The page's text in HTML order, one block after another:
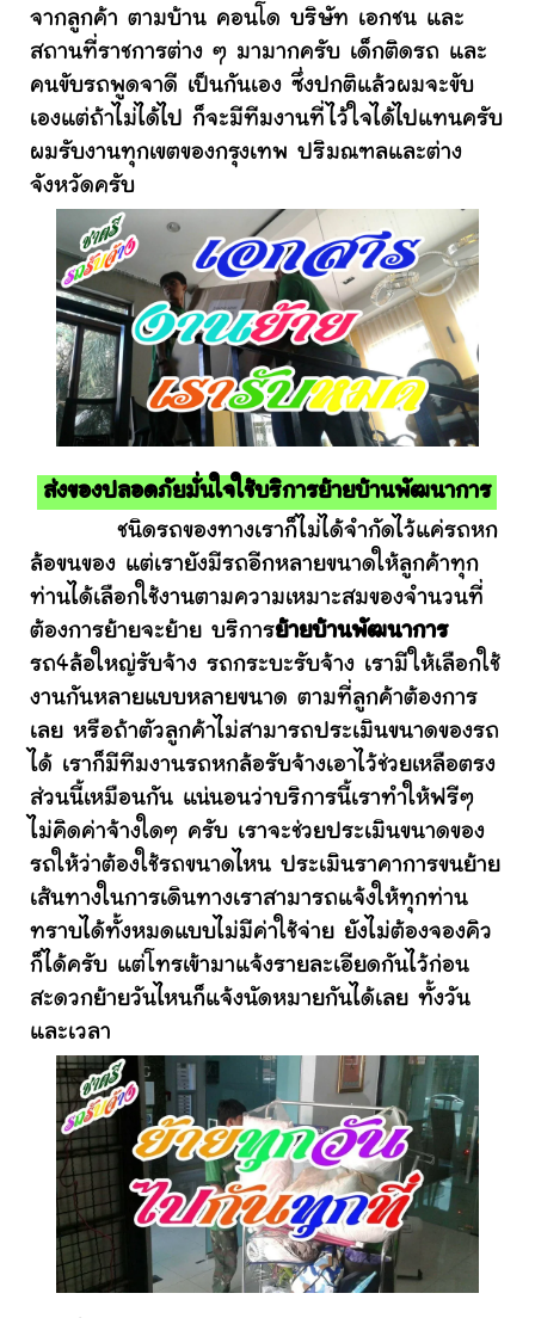
จากลูกค้า ตามบ้าน คอนโด บริษัท เอกชน และ
สถานที่ราชการต่าง ๆ มามากครับ เด็กติดรถ และ
คนขับรถพูดจาดี เป็นกันเอง ซึ่งปกติแล้วผมจะขับ
เองแต่ถ้าไม่ได้ไป ก็จะมีทีมงานที่ไว้ใจได้ไปแทนครับ
ผมรับงานทุกเขตของกรุงเทพ ปริมณฑลและต่าง
จังหวัดครับ
ส่งของปลอดภัยมั่นใจใช้บริการย้ายบ้านพัฒนาการ
ชนิดรถของทางเราก็ไม่ได้จำกัดไว้แค่รถหก
ล้อขนของ แต่เรายังมีรถอีกหลายขนาดให้ลูกค้าทุก
ท่านได้เลือกใช้งานตามความเหมาะสมของจำนวนที่
ต้องการย้ายจะย้าย บริการย้ายบ้านพัฒนาการ
รถ4ล้อใหญ่รับจ้าง รถกระบะรับจ้าง เรามีให้เลือกใช้
งานกันหลายแบบหลายขนาด ตามที่ลูกค้าต้องการ
เลย หรือถ้าตัวลูกค้าไม่สามารถประเมินขนาดของรถ
ได้ เราก็มีทีมงานรถหกล้อรับจ้างเอาไว้ช่วยเหลือตรง
ส่วนนี้เหมือนกัน แน่นอนว่าบริการนี้เราทำให้ฟรีๆ
ไม่คิดค่าจ้างใดๆ ครับ เราจะช่วยประเมินขนาดของ
รถให้ว่าต้องใช้รถขนาดไหน ประเมินราคาการขนย้าย
เส้นทางในการเดินทางเราสามารถแจ้งให้ทุกท่าน
ทราบได้ทั้งหมดแบบไม่มีค่าใช้จ่าย ยังไม่ต้องจองคิว
ก็ได้ครับ แต่โทรเข้ามาแจ้งรายละเอียดกันไว้ก่อน
สะดวกย้ายวันไหนก็แจ้งนัดหมายกันได้เลย ทั้งวัน
และเวลา